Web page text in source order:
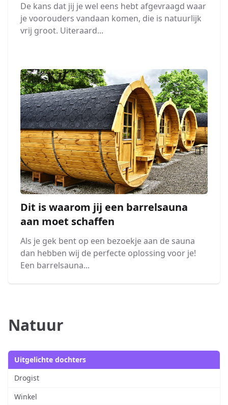
De kans dat jij je wel eens hebt afgevraagd waar
je voorouders vandaan komen, die is natuurlijk
vrij groot. Uiteraard...
Dit is waarom jij een barrelsauna
aan moet schaffen
Als je gek bent op een bezoekje aan de sauna
dan hebben wij de perfecte oplossing voor je!
Een barrelsauna...
Natuur
Uitgelichte dochters
Drogist
Winkel